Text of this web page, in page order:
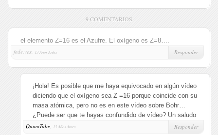
9 COMENTARIOS
el elemento Z=16 es el Azufre. El oxígeno es Z=8….
fede.vex,
13 Años Antes Responder
¡Hola! Es posible que me haya equivocado en algún vídeo
diciendo que el oxígeno sea Z =16 porque coincide con su
masa atómica, pero no es en este vídeo sobre Bohr…
¿Puede ser que te hayas confundido de vídeo? Un saludo
QuimiTube, 13 Años Antes Responder